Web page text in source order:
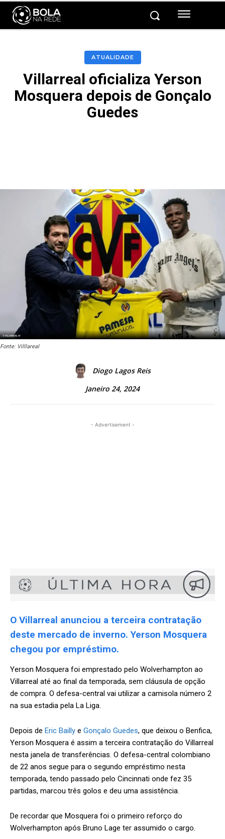
ATUALIDADE
Villarreal oficializa Yerson
Mosquera depois de Gonçalo
Guedes
Fonte: Villlareal
Diogo Lagos Reis
Janeiro 24, 2024
- Advertisement -
O Villarreal anunciou a terceira contratação
deste mercado de inverno. Yerson Mosquera
chegou por empréstimo.
Yerson Mosquera foi emprestado pelo Wolverhampton ao
Villarreal até ao final da temporada, sem cláusula de opção
de compra. O defesa-central vai utilizar a camisola número 2
na sua estadia pela La Liga.
Depois de Eric Bailly e Gonçalo Guedes, que deixou o Benfica,
Yerson Mosquera é assim a terceira contratação do Villarreal
nesta janela de transferências. O defesa-central colombiano
de 22 anos segue para o segundo empréstimo nesta
temporada, tendo passado pelo Cincinnati onde fez 35
partidas, marcou três golos e deu uma assistência.
De recordar que Mosquera foi o primeiro reforço do
Wolverhampton após Bruno Lage ter assumido o cargo.